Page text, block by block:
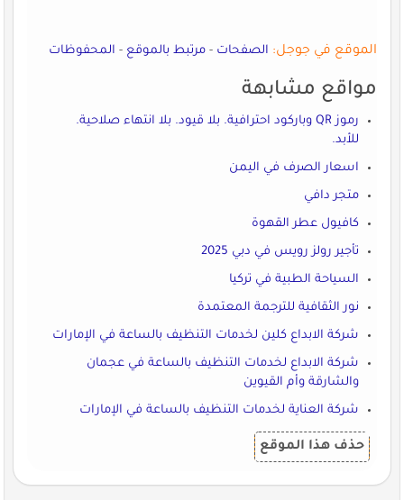
الموقع في جوجل: الصفحات-مرتبط بالموقع-المحفوظات
مواقع مشابهة
رموز QR وباركود احترافية. بلا قيود. بلا انتهاء صلاحية.
للأبد.
اسعار الصرف في اليمن
متجر دافي
كافيول عطر القهوة
تأجير رولز رويس في دبي 2025
السياحة الطبية في تركيا
نور الثقافية للترجمة المعتمدة
شركة الابداع كلين لخدمات التنظيف بالساعة في الإمارات
شركة الابداع لخدمات التنظيف بالساعة في عجمان
والشارقة وأم القيوين
شركة العناية لخدمات التنظيف بالساعة في الإمارات
حذف هذا الموقع